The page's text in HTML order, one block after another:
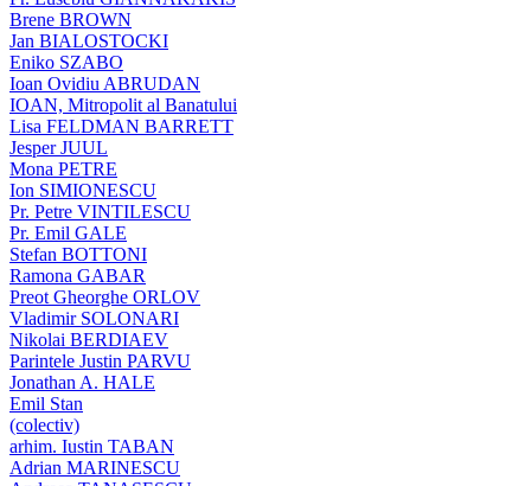
Brene BROWN
Jan BIALOSTOCKI
Eniko SZABO
Ioan Ovidiu ABRUDAN
IOAN, Mitropolit al Banatului
Lisa FELDMAN BARRETT
Jesper JUUL
Mona PETRE
Ion SIMIONESCU
Pr. Petre VINTILESCU
Pr. Emil GALE
Stefan BOTTONI
Ramona GABAR
Preot Gheorghe ORLOV
Vladimir SOLONARI
Nikolai BERDIAEV
Parintele Justin PARVU
Jonathan A. HALE
Emil Stan
(colectiv)
arhim. Iustin TABAN
Adrian MARINESCU